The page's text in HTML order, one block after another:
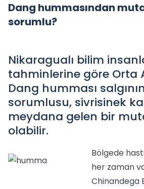
Dang hummasından
sorumlu?
Nikaragualı bilim
tahminlerine göre Orta
Dang humması
sorumlusu, sivrisinek
meydana gelen bir
olabilir.
Bölgede
her zaman
Chinandega